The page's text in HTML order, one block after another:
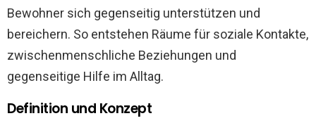
Bewohner sich gegenseitig unterstützen und
bereichern. So entstehen Räume für soziale Kontakte,
zwischenmenschliche Beziehungen und
gegenseitige Hilfe im Alltag.
Definition und Konzept